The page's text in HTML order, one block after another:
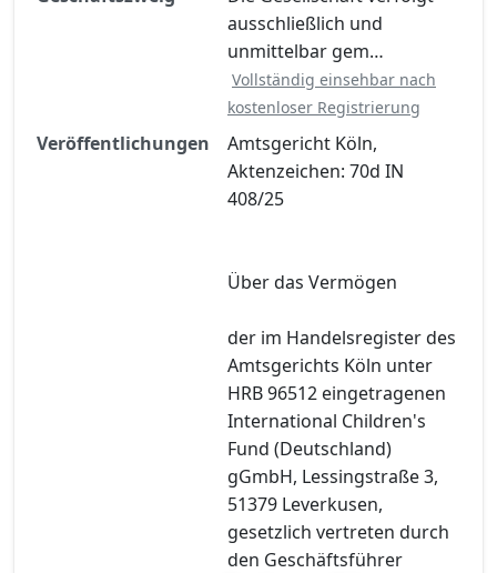
ausschließlich und
unmittelbar gem…
Vollständig einsehbar nach
kostenloser Registrierung
Veröffentlichungen
Amtsgericht Köln,
Aktenzeichen: 70d IN
408/25
Über das Vermögen
der im Handelsregister des
Amtsgerichts Köln unter
HRB 96512 eingetragenen
International Children's
Fund (Deutschland)
gGmbH, Lessingstraße 3,
51379 Leverkusen,
gesetzlich vertreten durch
den Geschäftsführer